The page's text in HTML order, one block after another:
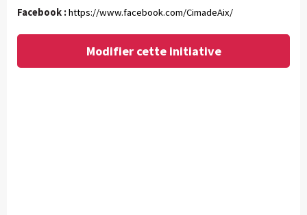
Facebook :https://www.facebook.com/CimadeAix/
Modifier cette initiative